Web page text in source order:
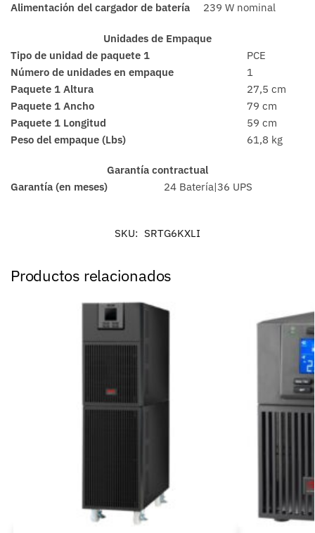
Alimentación del cargador de batería 239 W nominal
Unidades de Empaque
Tipo de unidad de paquete 1
PCE
Número de unidades en empaque
1
Paquete 1 Altura
27,5 cm
Paquete 1 Ancho
79 cm
Paquete 1 Longitud
59 cm
Peso del empaque (Lbs)
61,8 kg
Garantía contractual
Garantía (en meses)
24 Batería|36 UPS
SKU: SRTG6KXLI
Productos relacionados